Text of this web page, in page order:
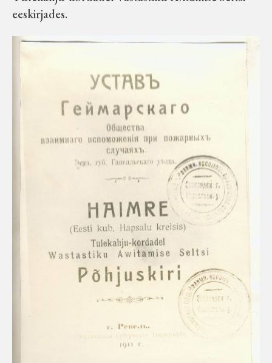
eeskirjades.